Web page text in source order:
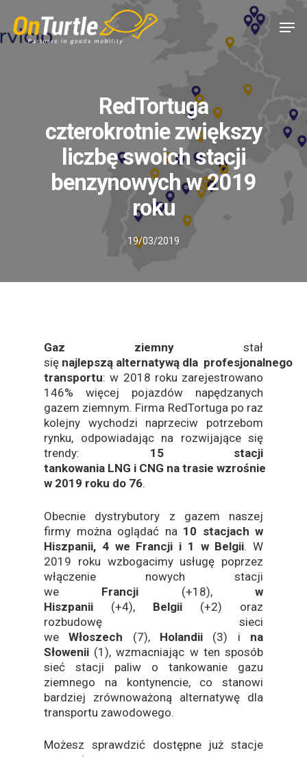
main
RedTortuga
czterokrotnie zwiększy
liczbę swoich stacji
benzynowych w 2019
roku
19/03/2019
Gaz ziemny stał
się najlepszą alternatywą dla profesjonalnego
transportu: w 2018 roku zarejestrowano
146% więcej pojazdów napędzanych
gazem ziemnym. Firma RedTortuga po raz
kolejny wychodzi naprzeciw potrzebom
rynku, odpowiadając na rozwijające się
trendy: 15 stacji
tankowania LNG i CNG na trasie wzrośnie
w 2019 roku do 76.
Obecnie dystrybutory z gazem naszej
firmy można oglądać na 10 stacjach w
Hiszpanii, 4 we Francji i 1 w Belgii. W
2019 roku wzbogacimy usługę poprzez
włączenie nowych stacji
we Francji (+18),w
Hiszpanii (+4), Belgii (+2) oraz
rozbudowę sieci
weWłoszech (7), Holandii (3) i na
Słowenii (1), wzmacniając w ten sposób
sieć stacji paliw o tankowanie gazu
ziemnego na kontynencie, co stanowi
bardziej zrównoważoną alternatywę dla
transportu zawodowego.
Możesz sprawdzić dostępne już stacje